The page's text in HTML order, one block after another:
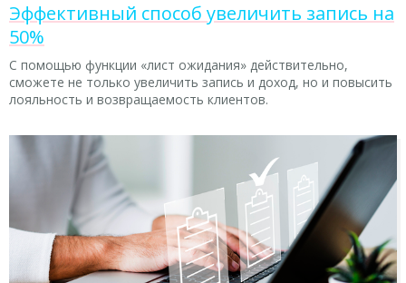
Эффективный способ увеличить запись на
50%
С помощью функции «лист ожидания» действительно,
сможете не только увеличить запись и доход, но и повысить
лояльность и возвращаемость клиентов.